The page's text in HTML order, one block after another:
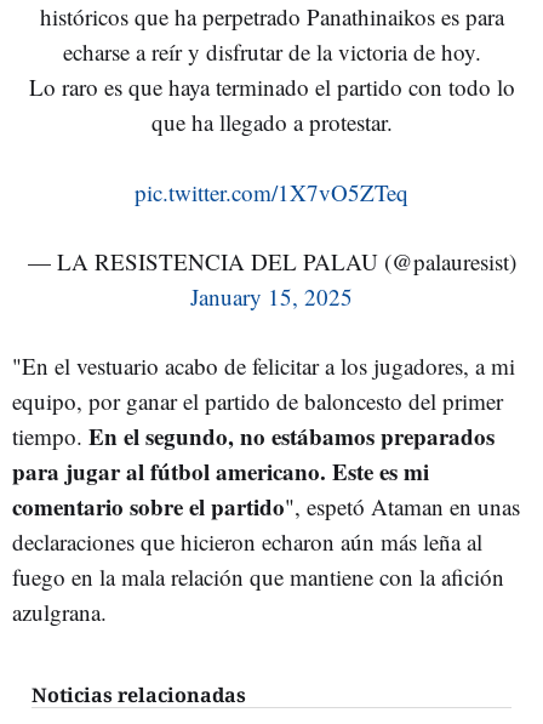
históricos que ha perpetrado Panathinaikos es para
echarse a reír y disfrutar de la victoria de hoy.
Lo raro es que haya terminado el partido con todo lo
que ha llegado a protestar.
pic.twitter.com/1X7vO5ZTeq
— LA RESISTENCIA DEL PALAU (@palauresist)
January 15, 2025
"En el vestuario acabo de felicitar a los jugadores, a mi
equipo, por ganar el partido de baloncesto del primer
tiempo. En el segundo, no estábamos preparados
para jugar al fútbol americano. Este es mi
comentario sobre el partido", espetó Ataman en unas
declaraciones que hicieron echaron aún más leña al
fuego en la mala relación que mantiene con la afición
azulgrana.
Noticias relacionadas